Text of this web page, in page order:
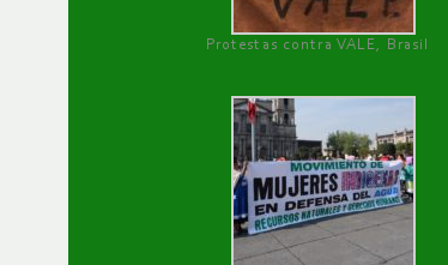
Protestas contra VALE, Brasil